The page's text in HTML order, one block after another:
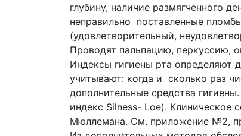
глубину, наличие размягченного
неправильно поставленные
(удовлетворительный,
Проводят пальпацию, перкуссию,
Индексы гигиены рта определяют
учитывают: когда и сколько раз
дополнительные средства
индекс Silness- Loe). Клиническое
Мюллемана. См. приложение №2,